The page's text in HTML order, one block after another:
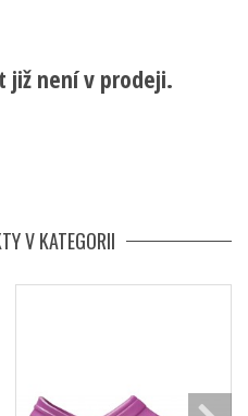
není v prodeji.
V KATEGORII